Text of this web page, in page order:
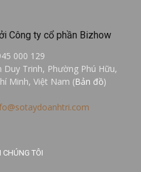
Công ty cổ phần Bizhow
000 129
Trinh, Phường Phú Hữu,
Minh, Việt Nam (Bản đồ)
CHÚNG TÔI